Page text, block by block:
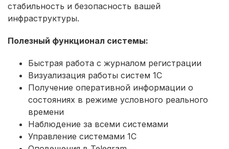
стабильность и безопасность вашей
инфраструктуры.
Полезный функционал системы:
Быстрая работа с журналом регистрации
Визуализация работы систем 1С
Получение оперативной информации о
состояниях в режиме условного реального
времени
Наблюдение за всеми системами
Управление системами 1С